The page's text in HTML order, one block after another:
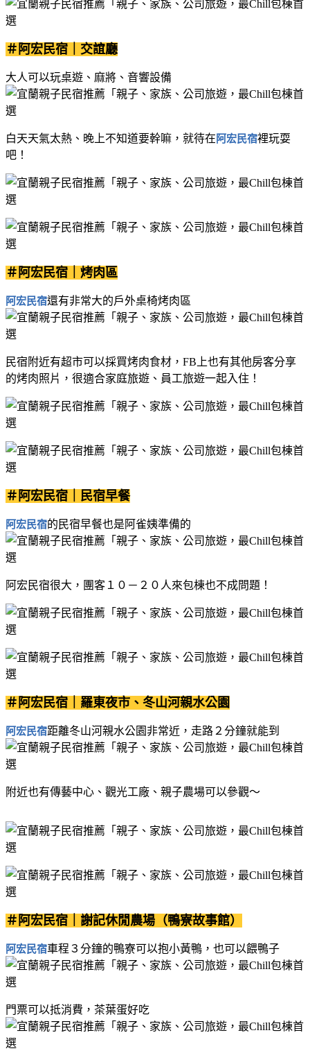
＃阿宏民宿｜交誼廳
大人可以玩桌遊、麻將、音響設備
白天天氣太熱、晚上不知道要幹嘛，就待在阿宏民宿裡玩耍
吧！
＃阿宏民宿｜烤肉區
阿宏民宿還有非常大的戶外桌椅烤肉區
民宿附近有超市可以採買烤肉食材，FB上也有其他房客分享
的烤肉照片，很適合家庭旅遊、員工旅遊一起入住！
＃阿宏民宿｜民宿早餐
阿宏民宿的民宿早餐也是阿雀姨準備的
阿宏民宿很大，團客１０－２０人來包棟也不成問題！
＃阿宏民宿｜羅東夜市、冬山河親水公園
阿宏民宿距離冬山河親水公園非常近，走路２分鐘就能到
附近也有傳藝中心、觀光工廠、親子農場可以參觀～
＃阿宏民宿｜謝記休閒農場（鴨寮故事館）
阿宏民宿車程３分鐘的鴨寮可以抱小黃鴨，也可以餵鴨子
門票可以抵消費，茶葉蛋好吃